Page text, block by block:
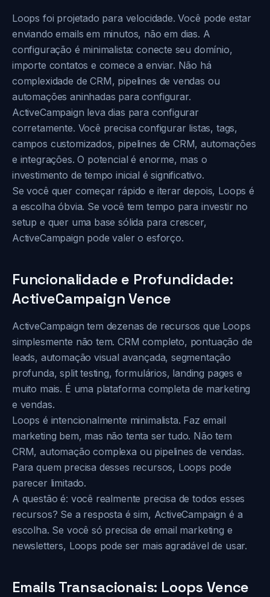
Loops foi projetado para velocidade. Você pode estar
enviando emails em minutos, não em dias. A
configuração é minimalista: conecte seu domínio,
importe contatos e comece a enviar. Não há
complexidade de CRM, pipelines de vendas ou
automações aninhadas para configurar.
ActiveCampaign leva dias para configurar
corretamente. Você precisa configurar listas, tags,
campos customizados, pipelines de CRM, automações
e integrações. O potencial é enorme, mas o
investimento de tempo inicial é significativo.
Se você quer começar rápido e iterar depois, Loops é
a escolha óbvia. Se você tem tempo para investir no
setup e quer uma base sólida para crescer,
ActiveCampaign pode valer o esforço.
Funcionalidade e Profundidade:
ActiveCampaign Vence
ActiveCampaign tem dezenas de recursos que Loops
simplesmente não tem. CRM completo, pontuação de
leads, automação visual avançada, segmentação
profunda, split testing, formulários, landing pages e
muito mais. É uma plataforma completa de marketing
e vendas.
Loops é intencionalmente minimalista. Faz email
marketing bem, mas não tenta ser tudo. Não tem
CRM, automação complexa ou pipelines de vendas.
Para quem precisa desses recursos, Loops pode
parecer limitado.
A questão é: você realmente precisa de todos esses
recursos? Se a resposta é sim, ActiveCampaign é a
escolha. Se você só precisa de email marketing e
newsletters, Loops pode ser mais agradável de usar.
Emails Transacionais: Loops Vence